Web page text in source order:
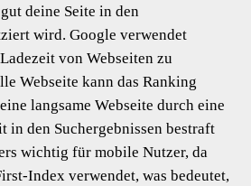
deine Seite in den
wird. Google verwendet
von Webseiten zu
Webseite kann das Ranking
langsame Webseite durch eine
in den Suchergebnissen bestraft
wichtig für mobile Nutzer, da
Index verwendet, was bedeutet,